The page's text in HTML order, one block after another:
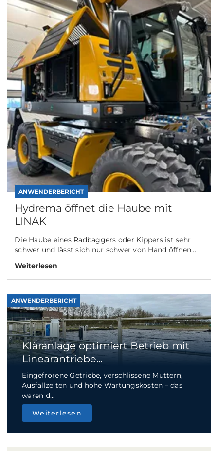
ANWENDERBERICHT
Hydrema öffnet die Haube mit
LINAK
Die Haube eines Radbaggers oder Kippers ist sehr
schwer und lässt sich nur schwer von Hand öffnen...
Weiterlesen
ANWENDERBERICHT
Kläranlage optimiert Betrieb mit
Linearantriebe...
Eingefrorene Getriebe, verschlissene Muttern,
Ausfallzeiten und hohe Wartungskosten – das
waren d...
Weiterlesen